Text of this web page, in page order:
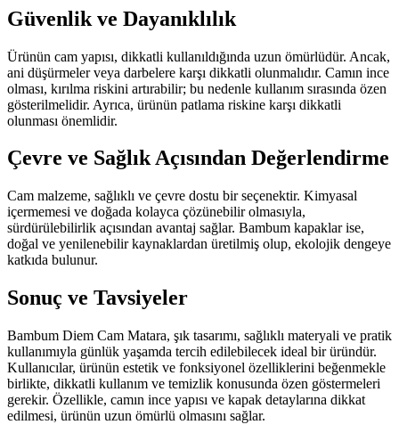
Güvenlik ve Dayanıklılık
Ürünün cam yapısı, dikkatli kullanıldığında uzun ömürlüdür. Ancak,
ani düşürmeler veya darbelere karşı dikkatli olunmalıdır. Camın ince
olması, kırılma riskini artırabilir; bu nedenle kullanım sırasında özen
gösterilmelidir. Ayrıca, ürünün patlama riskine karşı dikkatli
olunması önemlidir.
Çevre ve Sağlık Açısından Değerlendirme
Cam malzeme, sağlıklı ve çevre dostu bir seçenektir. Kimyasal
içermemesi ve doğada kolayca çözünebilir olmasıyla,
sürdürülebilirlik açısından avantaj sağlar. Bambum kapaklar ise,
doğal ve yenilenebilir kaynaklardan üretilmiş olup, ekolojik dengeye
katkıda bulunur.
Sonuç ve Tavsiyeler
Bambum Diem Cam Matara, şık tasarımı, sağlıklı materyali ve pratik
kullanımıyla günlük yaşamda tercih edilebilecek ideal bir üründür.
Kullanıcılar, ürünün estetik ve fonksiyonel özelliklerini beğenmekle
birlikte, dikkatli kullanım ve temizlik konusunda özen göstermeleri
gerekir. Özellikle, camın ince yapısı ve kapak detaylarına dikkat
edilmesi, ürünün uzun ömürlü olmasını sağlar.